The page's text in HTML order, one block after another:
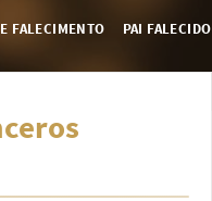
FALECIMENTO PAI FALECIDO